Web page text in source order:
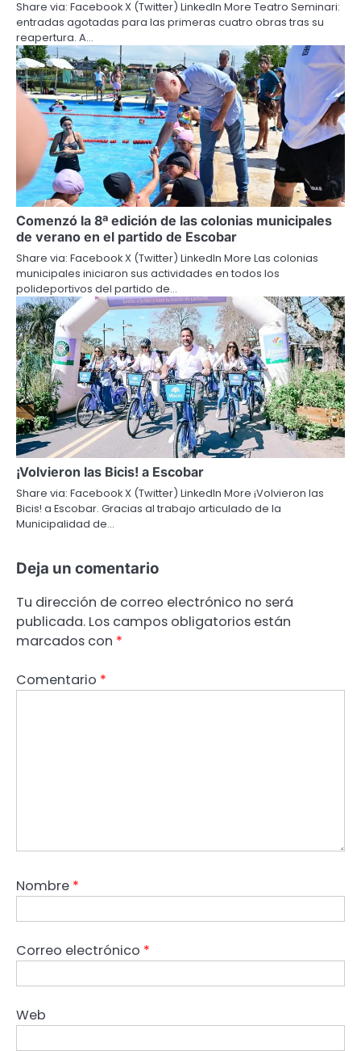
Share via: Facebook X (Twitter) LinkedIn More Teatro Seminari:
entradas agotadas para las primeras cuatro obras tras su
reapertura. A…
Comenzó la 8ª edición de las colonias municipales
de verano en el partido de Escobar
Share via: Facebook X (Twitter) LinkedIn More Las colonias
municipales iniciaron sus actividades en todos los
polideportivos del partido de…
¡Volvieron las Bicis! a Escobar
Share via: Facebook X (Twitter) LinkedIn More ¡Volvieron las
Bicis! a Escobar. Gracias al trabajo articulado de la
Municipalidad de…
Deja un comentario
Tu dirección de correo electrónico no será
publicada. Los campos obligatorios están
marcados con *
Comentario *
Nombre *
Correo electrónico *
Web